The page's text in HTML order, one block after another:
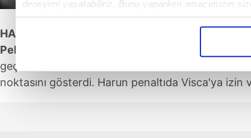
deneyimi yaşatabiliriz. Bunu yaparken amacımızın
içerikleri sunabilmek adına elimizden gelen çabayı
Sizlere daha iyi bir hizmet sunabilmek için İnternet
HARUN'DAN VİSCA'YA GEÇİT YOK
Pelkas
56'da ceza sahası dışından mükemmel bir
geçirdi. 85'te Harun'un Gulbrandsen'e hareketi
noktasını gösterdi. Harun penaltıda Visca'ya izin